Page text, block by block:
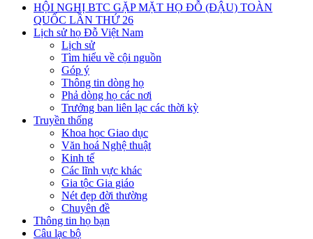
HỘI NGHỊ BTC GẶP MẶT HỌ ĐỖ (ĐẬU) TOÀN
QUỐC LẦN THỨ 26
Lịch sử họ Đỗ Việt Nam
Lịch sử
Tìm hiểu về cội nguồn
Góp ý
Thông tin dòng họ
Phả dòng họ các nơi
Trưởng ban liên lạc các thời kỳ
Truyền thống
Khoa học Giao dục
Văn hoá Nghệ thuật
Kinh tế
Các lĩnh vực khác
Gia tộc Gia giáo
Nét đẹp đời thường
Chuyên đề
Thông tin họ bạn
Câu lạc bộ